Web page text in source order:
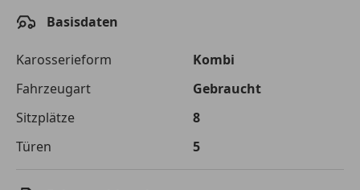
Laufzeit
120 Monate
Kreditbetrag
€ 38 500,-
Zu zahlender
€ 54 239,-
Basisdaten
Karosserieform
Kombi
Fahrzeugart
Gebraucht
Sitzplätze
8
Türen
5